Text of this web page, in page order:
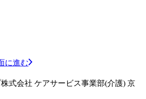
に進む
式会社 ケアサービス事業部(介護) 京